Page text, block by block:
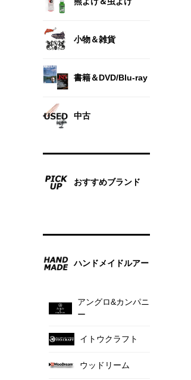
小物＆雑貨
書籍＆DVD/Blu-ray
中古
おすすめブランド
ハンドメイドルアー
アングロ&カンパニ
ー
イトウクラフト
ウッドリーム